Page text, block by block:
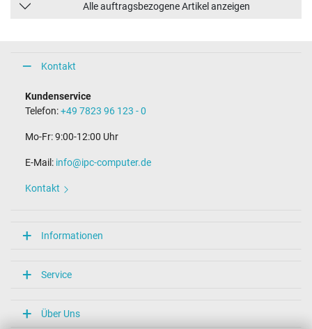
Alle auftragsbezogene Artikel anzeigen
Kontakt
Kundenservice
Telefon:+49 7823 96 123 - 0
Mo-Fr: 9:00-12:00 Uhr
E-Mail: info@ipc-computer.de
Kontakt
Informationen
Service
Über Uns